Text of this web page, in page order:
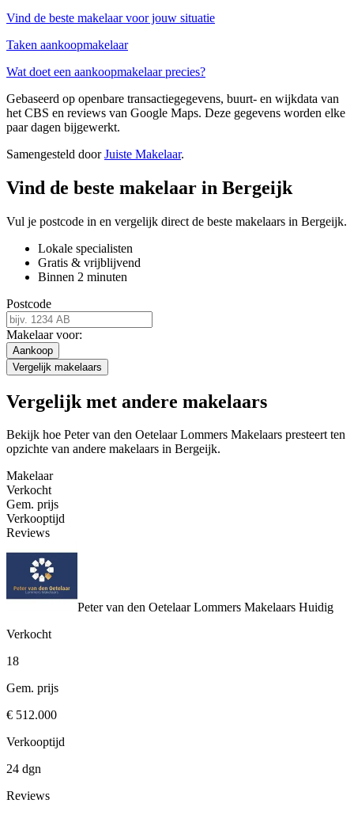
Vind de beste makelaar voor jouw situatie
Taken aankoopmakelaar
Wat doet een aankoopmakelaar precies?
Gebaseerd op openbare transactiegegevens, buurt- en wijkdata van
het CBS en reviews van Google Maps. Deze gegevens worden elke
paar dagen bijgewerkt.
Samengesteld doorJuiste Makelaar.
Vind de beste makelaar in Bergeijk
Vul je postcode in en vergelijk direct de beste makelaars in Bergeijk.
Lokale specialisten
Gratis & vrijblijvend
Binnen 2 minuten
Postcode
Makelaar voor:
Aankoop
Vergelijk makelaars
Vergelijk met andere makelaars
Bekijk hoe Peter van den Oetelaar Lommers Makelaars presteert ten
opzichte van andere makelaars in Bergeijk.
Makelaar
Verkocht
Gem. prijs
Verkooptijd
Reviews
Peter van den Oetelaar Lommers Makelaars Huidig
Verkocht
18
Gem. prijs
€ 512.000
Verkooptijd
24 dgn
Reviews